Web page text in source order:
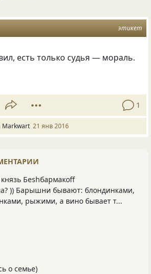
этикет
есть только судья — мораль.
1
Markwart 21 янв 2016
Беshбармакоff
)) Барышни бывают: блондинками,
рыжими, а вино бывает т...
о семье)